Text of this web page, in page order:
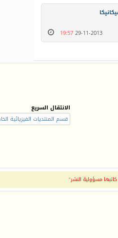
29-11-2013
19:57
الانتقال السريع
مسؤولية النشر"